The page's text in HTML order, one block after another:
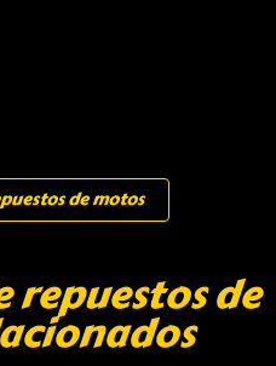
de motos
repuestos de